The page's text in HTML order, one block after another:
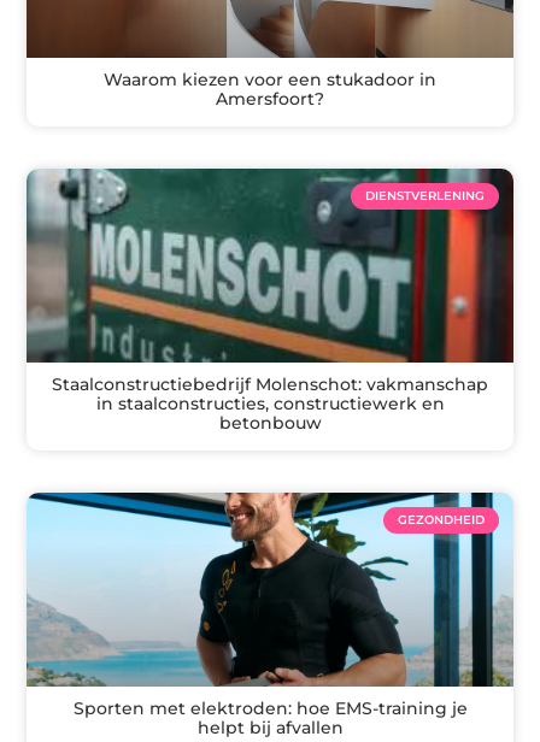
Waarom kiezen voor een stukadoor in
Amersfoort?
DIENSTVERLENING
Staalconstructiebedrijf Molenschot: vakmanschap
in staalconstructies, constructiewerk en
betonbouw
GEZONDHEID
Sporten met elektroden: hoe EMS-training je
helpt bij afvallen